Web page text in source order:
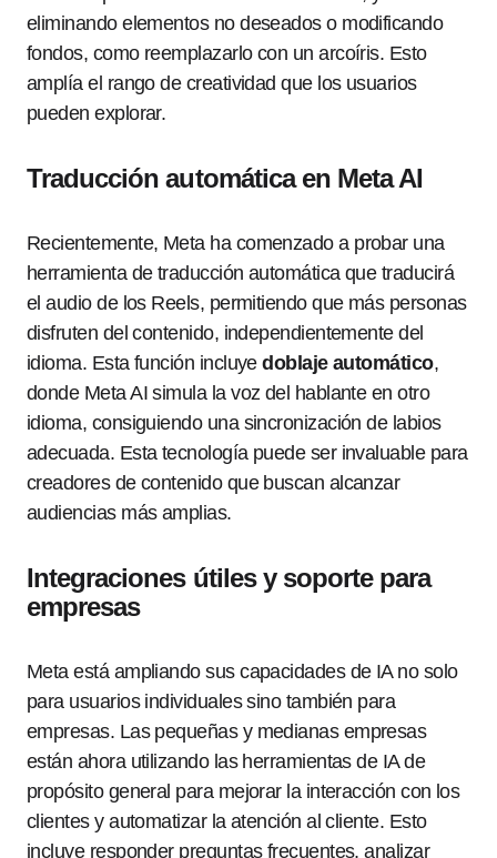
eliminando elementos no deseados o modificando
fondos, como reemplazarlo con un arcoíris. Esto
amplía el rango de creatividad que los usuarios
pueden explorar.
Traducción automática en Meta AI
Recientemente, Meta ha comenzado a probar una
herramienta de traducción automática que traducirá
el audio de los Reels, permitiendo que más personas
disfruten del contenido, independientemente del
idioma. Esta función incluyedoblaje automático,
donde Meta AI simula la voz del hablante en otro
idioma, consiguiendo una sincronización de labios
adecuada. Esta tecnología puede ser invaluable para
creadores de contenido que buscan alcanzar
audiencias más amplias.
Integraciones útiles y soporte para
empresas
Meta está ampliando sus capacidades de IA no solo
para usuarios individuales sino también para
empresas. Las pequeñas y medianas empresas
están ahora utilizando las herramientas de IA de
propósito general para mejorar la interacción con los
clientes y automatizar la atención al cliente. Esto
incluye responder preguntas frecuentes, analizar